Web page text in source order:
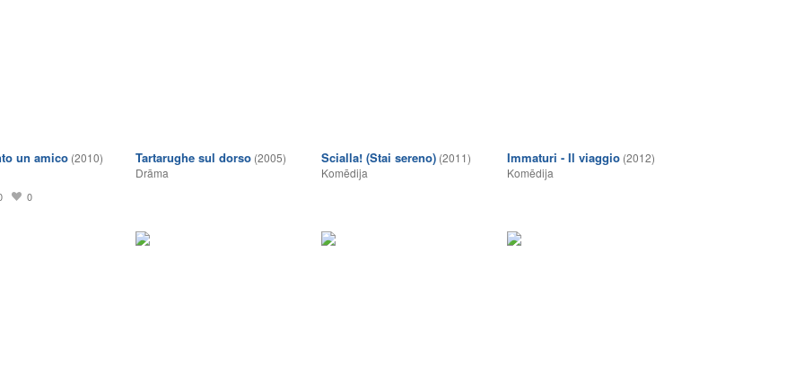
un amico (2010)
0
Tartarughe sul dorso (2005)
Drāma
Scialla! (Stai sereno) (2011)
Komēdija
Immaturi - Il viaggio (2012)
Komēdija